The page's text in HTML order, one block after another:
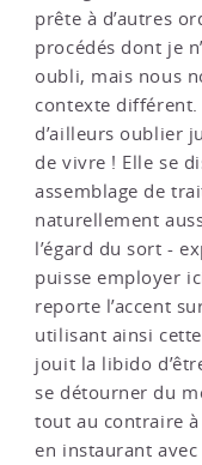
prête à d’autres
procédés dont je
oubli, mais nous
contexte
d’ailleurs oublier
de vivre ! Elle se
assemblage de
naturellement
l’égard du sort -
puisse employer
reporte l’accent
utilisant ainsi
jouit la libido
se détourner du
tout au contraire
en instaurant